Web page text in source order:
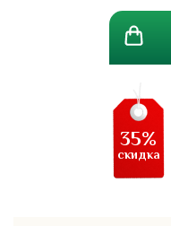
окрашенных
35%
скидка